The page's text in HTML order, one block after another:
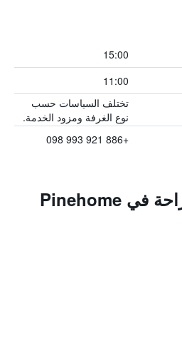
15:00
11:00
تختلف السياسات حسب
نوع الغرفة ومزود الخدمة.
+886 921 993 098
المزايا ووسائل الراحة في Pinehome